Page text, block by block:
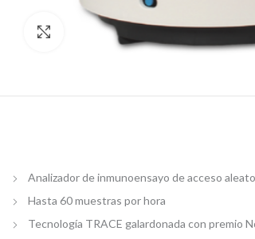
Clic para agrandar
Analizador de inmunoensayo de acceso
Hasta 60 muestras por hora
Tecnología TRACE galardonada con premio